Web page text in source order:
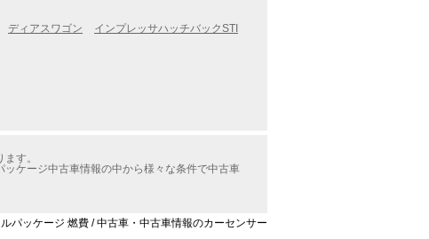
ディアスワゴン インプレッサハッチバックSTI
す。
ケージ中古車情報の中から様々な条件で中古車
パッケージ 燃費 / 中古車・中古車情報のカーセンサー